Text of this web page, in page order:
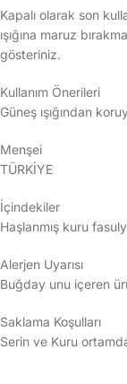
Kapalı olarak son
ışığına maruz
gösteriniz.
Kullanım Önerileri
Güneş ışığından
Menşei
TÜRKİYE
İçindekiler
Haşlanmış kuru
Alerjen Uyarısı
Buğday unu içeren
Saklama Koşulları
Serin ve Kuru